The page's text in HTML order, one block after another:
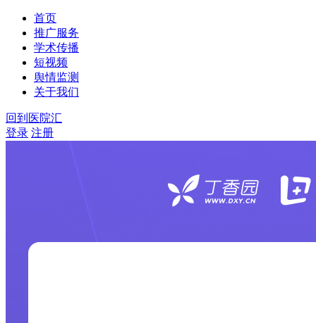
首页
推广服务
学术传播
短视频
舆情监测
关于我们
回到医院汇
登录 注册